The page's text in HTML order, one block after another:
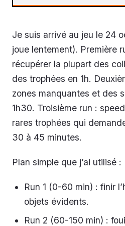
Je suis arrivé au jeu le 24
joue lentement). Première
récupérer la plupart des
des trophées en 1h.
zones manquantes et des
1h30. Troisième run :
rares trophées qui
30 à 45 minutes.
Plan simple que j’ai utilisé :
Run 1 (0-60 min) : finir
objets évidents.
Run 2 (60-150 min) :